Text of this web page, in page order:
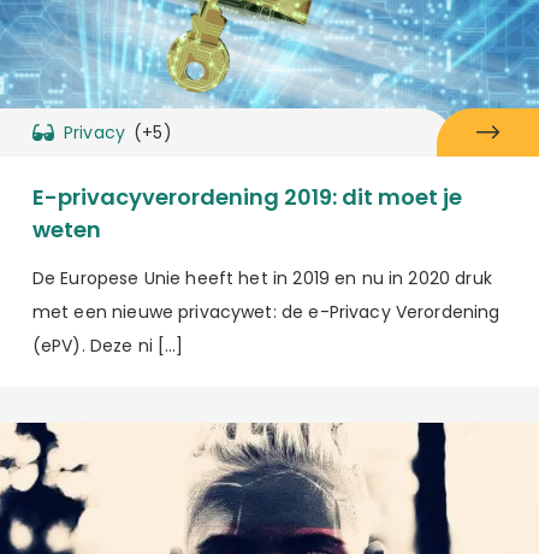
Privacy (+5)
E-privacyverordening 2019: dit moet je
weten
De Europese Unie heeft het in 2019 en nu in 2020 druk
met een nieuwe privacywet: de e-Privacy Verordening
(ePV). Deze ni […]